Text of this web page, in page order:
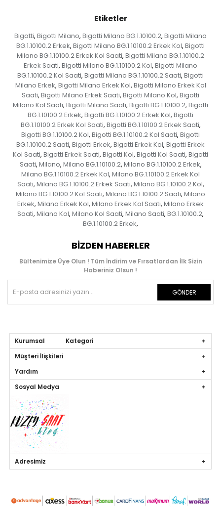
Etiketler
Bigotti, Bigotti Milano, Bigotti Milano BG.1.10100.2, Bigotti Milano
BG.1.10100.2 Erkek, Bigotti Milano BG.1.10100.2 Erkek Kol, Bigotti
Milano BG.1.10100.2 Erkek Kol Saati, Bigotti Milano BG.1.10100.2
Erkek Saati, Bigotti Milano BG.1.10100.2 Kol, Bigotti Milano
BG.1.10100.2 Kol Saati, Bigotti Milano BG.1.10100.2 Saati, Bigotti
Milano Erkek, Bigotti Milano Erkek Kol, Bigotti Milano Erkek Kol
Saati, Bigotti Milano Erkek Saati, Bigotti Milano Kol, Bigotti
Milano Kol Saati, Bigotti Milano Saati, Bigotti BG.1.10100.2, Bigotti
BG.1.10100.2 Erkek, Bigotti BG.1.10100.2 Erkek Kol, Bigotti
BG.1.10100.2 Erkek Kol Saati, Bigotti BG.1.10100.2 Erkek Saati,
Bigotti BG.1.10100.2 Kol, Bigotti BG.1.10100.2 Kol Saati, Bigotti
BG.1.10100.2 Saati, Bigotti Erkek, Bigotti Erkek Kol, Bigotti Erkek
Kol Saati, Bigotti Erkek Saati, Bigotti Kol, Bigotti Kol Saati, Bigotti
Saati, Milano, Milano BG.1.10100.2, Milano BG.1.10100.2 Erkek,
Milano BG.1.10100.2 Erkek Kol, Milano BG.1.10100.2 Erkek Kol
Saati, Milano BG.1.10100.2 Erkek Saati, Milano BG.1.10100.2 Kol,
Milano BG.1.10100.2 Kol Saati, Milano BG.1.10100.2 Saati, Milano
Erkek, Milano Erkek Kol, Milano Erkek Kol Saati, Milano Erkek
Saati, Milano Kol, Milano Kol Saati, Milano Saati, BG.1.10100.2,
BG.1.10100.2 Erkek,
BIZDEN HABERLER
Bültenimize Üye Olun ! Tüm İndirim ve Fırsatlardan İlk Sizin
Haberiniz Olsun !
GÖNDER
Kurumsal Kategori
Müşteri İlişkileri
Yardım
Sosyal Medya
Adresimiz